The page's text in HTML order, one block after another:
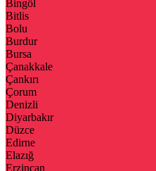
Bingöl
Bitlis
Bolu
Burdur
Bursa
Çanakkale
Çankırı
Çorum
Denizli
Diyarbakır
Düzce
Edirne
Elazığ
Erzincan